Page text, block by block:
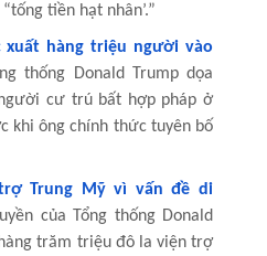
tiền hạt nhân’.”
xuất hàng triệu người vào
thống Donald Trump dọa
cư trú bất hợp pháp ở
khi ông chính thức tuyên bố
Trung Mỹ vì vấn đề di
của Tổng thống Donald
trăm triệu đô la viện trợ